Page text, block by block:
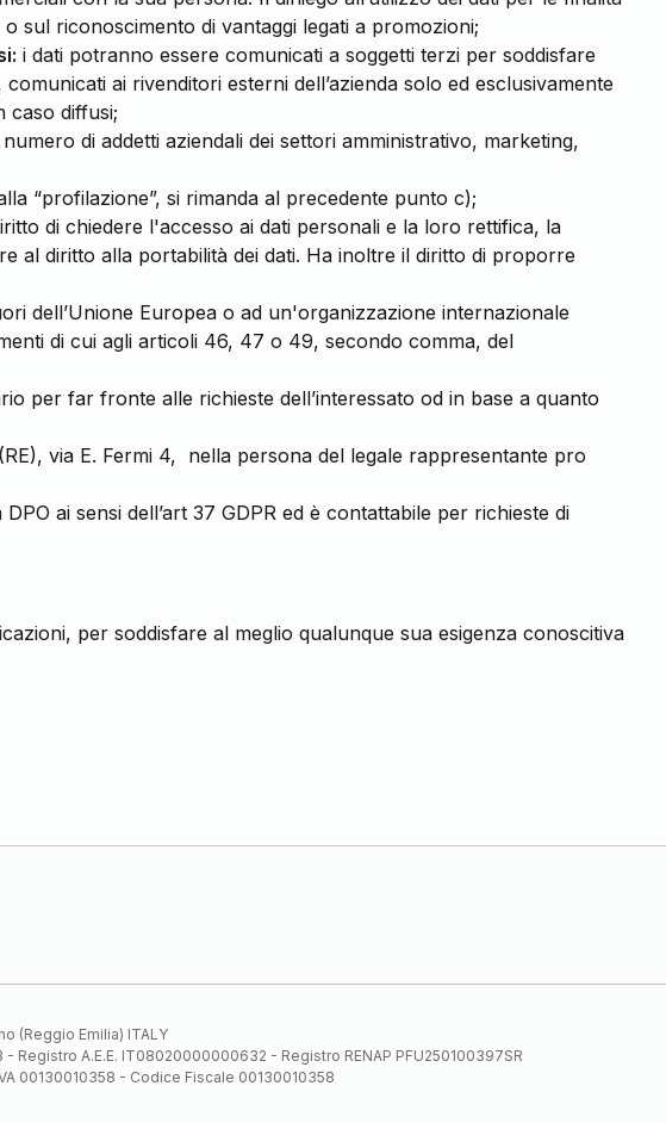
sul riconoscimento di vantaggi legati a promozioni;
i dati potranno essere comunicati a soggetti terzi per soddisfare
ai rivenditori esterni dell’azienda solo ed esclusivamente
caso diffusi;
di addetti aziendali dei settori amministrativo, marketing,
“profilazione”, si rimanda al precedente punto c);
di chiedere l'accesso ai dati personali e la loro rettifica, la
al diritto alla portabilità dei dati. Ha inoltre il diritto di proporre
dell’Unione Europea o ad un'organizzazione internazionale
di cui agli articoli 46, 47 o 49, secondo comma, del
per far fronte alle richieste dell’interessato od in base a quanto
via E. Fermi 4, nella persona del legale rappresentante pro
ai sensi dell’art 37 GDPR ed è contattabile per richieste di
per soddisfare al meglio qualunque sua esigenza conoscitiva
(Reggio Emilia) ITALY
Registro A.E.E. IT08020000000632 - Registro RENAP PFU250100397SR
00130010358 - Codice Fiscale 00130010358